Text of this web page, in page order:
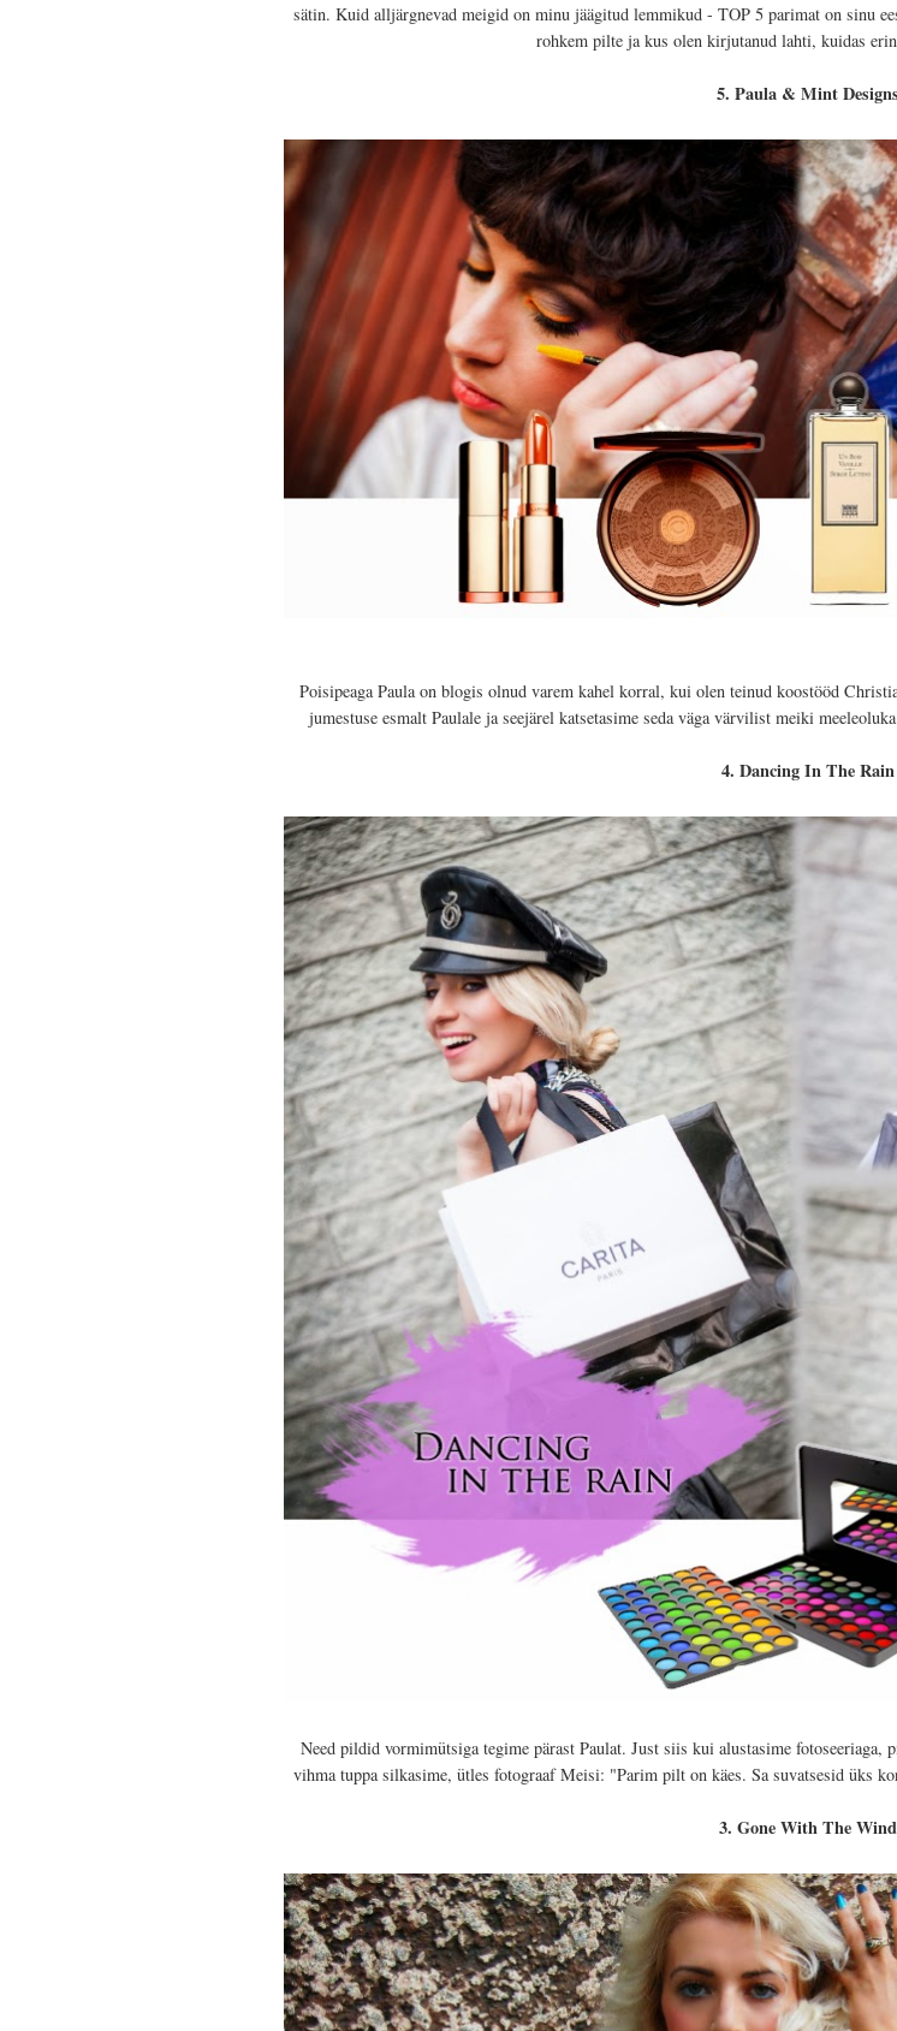
sätin. Kuid alljärgnevad meigid on minu jäägitud lemmikud - TOP 5 parimat on sinu
rohkem pilte ja kus olen kirjutanud lahti, kuidas
5. Paula & Mint Designs
Poisipeaga Paula on blogis olnud varem kahel korral, kui olen teinud koostööd
jumestuse esmalt Paulale ja seejärel katsetasime seda väga värvilist meiki
4. Dancing In The Rain
Need pildid vormimütsiga tegime pärast Paulat. Just siis kui alustasime
vihma tuppa silkasime, ütles fotograaf Meisi: "Parim pilt on käes. Sa suvatsesid üks
3. Gone With The Wind